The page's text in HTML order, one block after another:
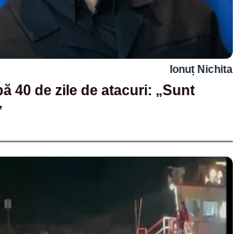
Ionuț Nichita
40 de zile de atacuri: „Sunt